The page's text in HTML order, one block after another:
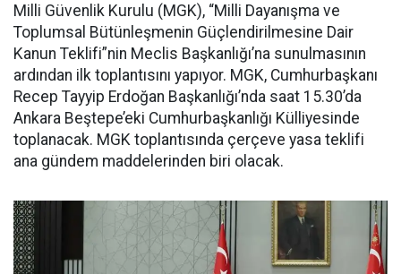
Milli Güvenlik Kurulu (MGK), “Milli Dayanışma ve
Toplumsal Bütünleşmenin Güçlendirilmesine Dair
Kanun Teklifi”nin Meclis Başkanlığı’na sunulmasının
ardından ilk toplantısını yapıyor. MGK, Cumhurbaşkanı
Recep Tayyip Erdoğan Başkanlığı’nda saat 15.30’da
Ankara Beştepe’eki Cumhurbaşkanlığı Külliyesinde
toplanacak. MGK toplantısında çerçeve yasa teklifi
ana gündem maddelerinden biri olacak.